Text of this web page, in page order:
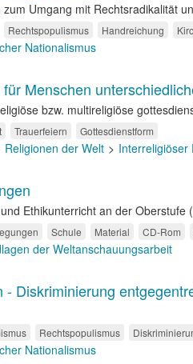
Umgang mit Rechtsradikalität
Rechtspopulismus Handreichung
Nationalismus
Menschen
bzw. multireligiöse
Trauerfeiern Gottesdienstform
Religionen der Welt Interreligiöser
Ethikunterricht an der Oberstufe
Schule Material CD-Rom
der Weltanschauungsarbeit
- Diskriminierung
Rechtspopulismus
Nationalismus